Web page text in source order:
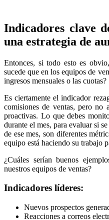
Indicadores clave
una estrategia de
Entonces, si todo esto es
sucede que en los equipos de
ingresos mensuales o las cuotas?
Es ciertamente el indicador
comisiones de ventas, pero no
proactivas. Lo que debes
durante el mes, para evaluar si
de ese mes, son diferentes
equipo está haciendo su trabajo
¿Cuáles serían buenos
nuestros equipos de ventas?
Indicadores líderes:
Nuevos prospectos
Reacciones a correos